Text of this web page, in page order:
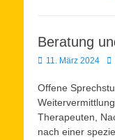
Beratung
Veröffentlicht
11. März 2024
Offene
Therapeuten,
nach einer